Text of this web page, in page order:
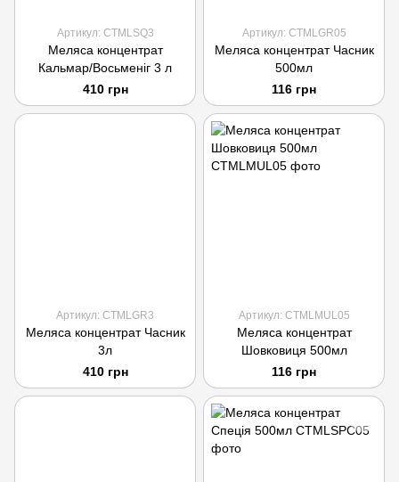
Артикул: CTMLSQ3
Меляса концентрат
Кальмар/Восьменіг 3 л
410 грн
Артикул: CTMLGR05
Меляса концентрат Часник
500мл
116 грн
Артикул: CTMLGR3
Меляса концентрат Часник
3л
410 грн
Артикул: CTMLMUL05
Меляса концентрат
Шовковиця 500мл
116 грн